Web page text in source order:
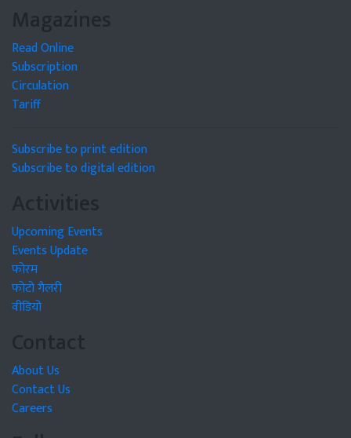
Magazines
Read Online
Subscription
Circulation
Tariff
Subscribe to print edition
Subscribe to digital edition
Activities
Upcoming Events
Events Update
फोरम
फोटो गैलरी
वीडियो
Contact
About Us
Contact Us
Careers